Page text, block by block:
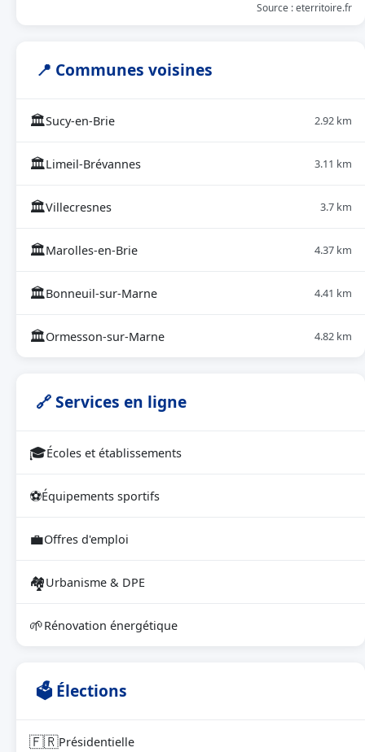
Source : eterritoire.fr
📍 Communes voisines
🏛Sucy-en-Brie 2.92 km
🏛Limeil-Brévannes 3.11 km
🏛Villecresnes 3.7 km
🏛Marolles-en-Brie 4.37 km
🏛Bonneuil-sur-Marne 4.41 km
🏛Ormesson-sur-Marne 4.82 km
🔗 Services en ligne
🎓Écoles et établissements
⚽Équipements sportifs
💼Offres d'emploi
🏘Urbanisme & DPE
🌱Rénovation énergétique
🗳 Élections
🇫🇷Présidentielle